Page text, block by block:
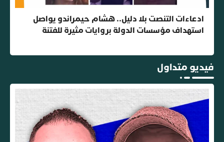
ادعاءات التنصت بلا دليل.. هشام حيمراندو يواصل
استهداف مؤسسات الدولة بروايات مثيرة للفتنة
فيديو متداول